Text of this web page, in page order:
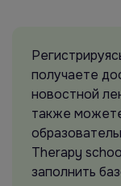
получаете
новостной
также
Therapy
заполнить